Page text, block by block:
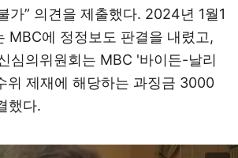
가” 의견을 제출했다. 2024년 1월1
MBC에 정정보도 판결을 내렸고,
심의위원회는 MBC '바이든-날리
위 제재에 해당하는 과징금 3000
했다.